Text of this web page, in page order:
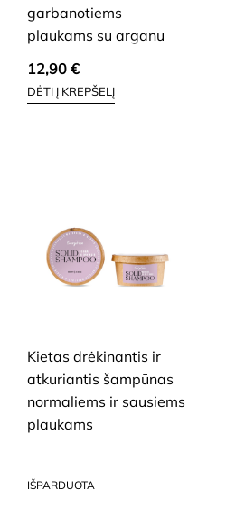
garbanotiems
plaukams su arganu
12,90 €
DĖTI Į KREPŠELĮ
Kietas drėkinantis ir
atkuriantis šampūnas
normaliems ir sausiems
plaukams
IŠPARDUOTA